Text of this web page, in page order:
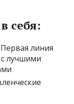
себя:
линия
лучшими